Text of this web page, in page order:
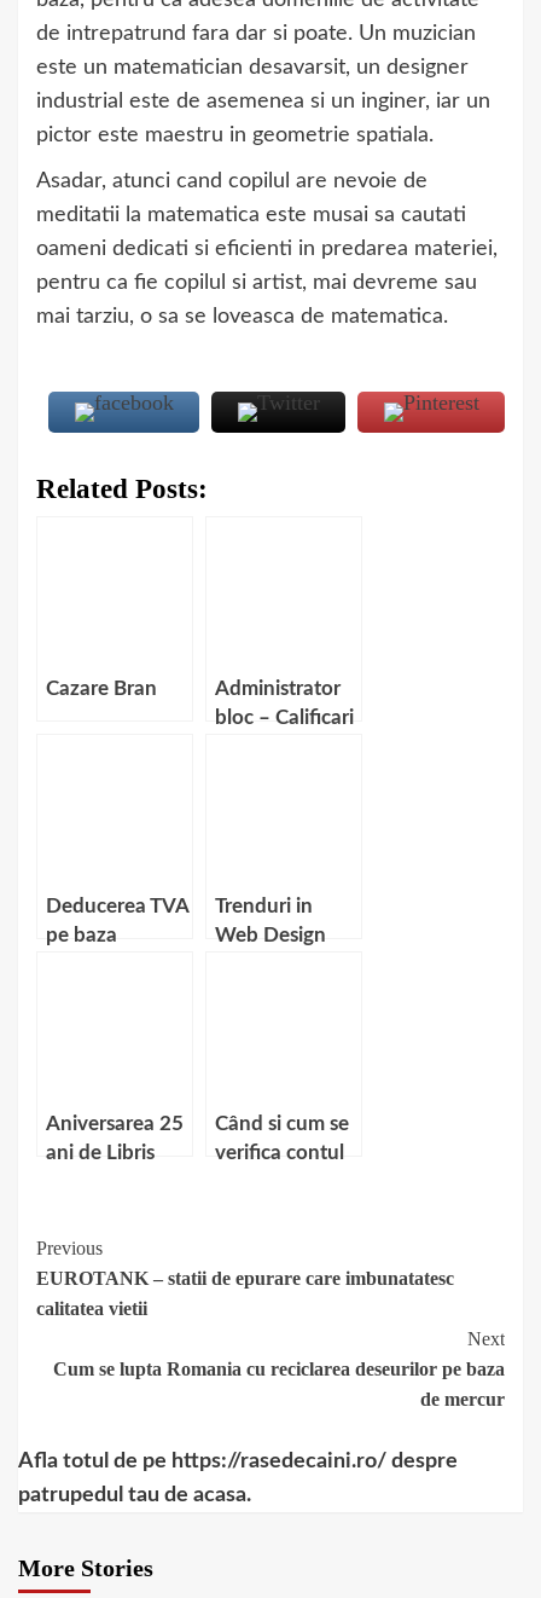
de intrepatrund fara dar si poate. Un muzician
este un matematician desavarsit, un designer
industrial este de asemenea si un inginer, iar un
pictor este maestru in geometrie spatiala.
Asadar, atunci cand copilul are nevoie de
meditatii la matematica este musai sa cautati
oameni dedicati si eficienti in predarea materiei,
pentru ca fie copilul si artist, mai devreme sau
mai tarziu, o sa se loveasca de matematica.
Related Posts:
Cazare Bran
Administrator
bloc – Calificari
Deducerea TVA
pe baza
Trenduri in
Web Design
Aniversarea 25
ani de Libris
Când si cum se
verifica contul
Continue
Reading
Previous
EUROTANK – statii de epurare care imbunatatesc
calitatea vietii
Next
Cum se lupta Romania cu reciclarea deseurilor pe baza
de mercur
Afla totul de pe https://rasedecaini.ro/ despre
patrupedul tau de acasa.
More Stories